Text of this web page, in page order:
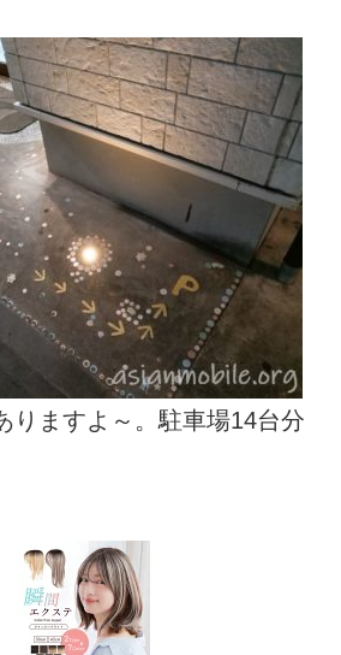
りますよ～。駐車場14台分